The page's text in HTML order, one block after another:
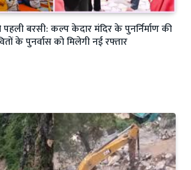
बरसी: कल्प केदार मंदिर के पुनर्निर्माण की
के पुनर्वास को मिलेगी नई रफ्तार